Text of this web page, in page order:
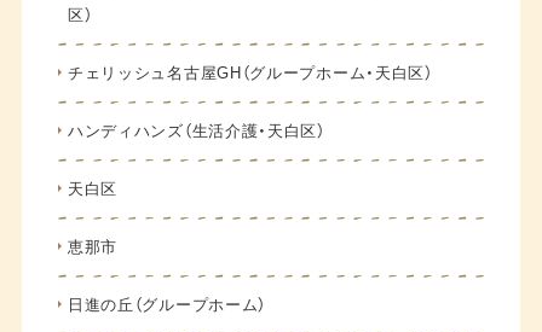
区）
チェリッシュ名古屋GH（グループホーム・天白区）
ハンディハンズ（生活介護・天白区）
天白区
恵那市
日進の丘（グループホーム）